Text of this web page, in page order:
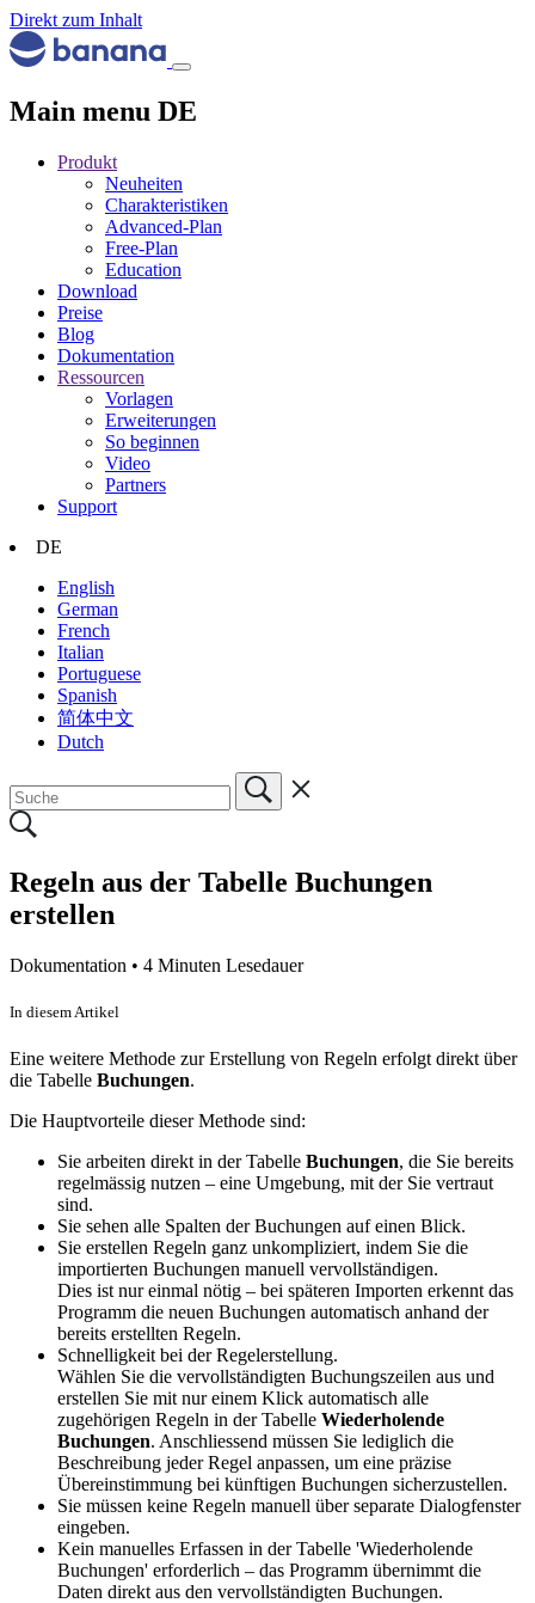
Direkt zum Inhalt
Main menu DE
Produkt
Neuheiten
Charakteristiken
Advanced-Plan
Free-Plan
Education
Download
Preise
Blog
Dokumentation
Ressourcen
Vorlagen
Erweiterungen
So beginnen
Video
Partners
Support
DE
English
German
French
Italian
Portuguese
Spanish
简体中文
Dutch
Regeln aus der Tabelle Buchungen
erstellen
Dokumentation • 4 Minuten Lesedauer
In diesem Artikel
Eine weitere Methode zur Erstellung von Regeln erfolgt direkt über
die Tabelle Buchungen.
Die Hauptvorteile dieser Methode sind:
Sie arbeiten direkt in der Tabelle Buchungen, die Sie bereits
regelmässig nutzen – eine Umgebung, mit der Sie vertraut
sind.
Sie sehen alle Spalten der Buchungen auf einen Blick.
Sie erstellen Regeln ganz unkompliziert, indem Sie die
importierten Buchungen manuell vervollständigen.
Dies ist nur einmal nötig – bei späteren Importen erkennt das
Programm die neuen Buchungen automatisch anhand der
bereits erstellten Regeln.
Schnelligkeit bei der Regelerstellung.
Wählen Sie die vervollständigten Buchungszeilen aus und
erstellen Sie mit nur einem Klick automatisch alle
zugehörigen Regeln in der Tabelle Wiederholende
Buchungen. Anschliessend müssen Sie lediglich die
Beschreibung jeder Regel anpassen, um eine präzise
Übereinstimmung bei künftigen Buchungen sicherzustellen.
Sie müssen keine Regeln manuell über separate Dialogfenster
eingeben.
Kein manuelles Erfassen in der Tabelle 'Wiederholende
Buchungen' erforderlich – das Programm übernimmt die
Daten direkt aus den vervollständigten Buchungen.